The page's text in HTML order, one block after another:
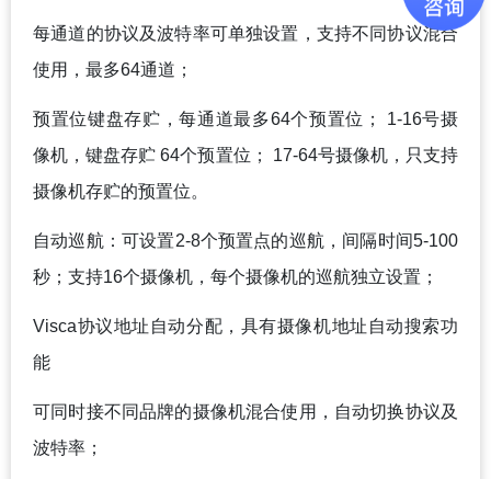
每通道的协议及波特率可单独设置，支持不同协议混合
使用，最多64通道；
预置位键盘存贮，每通道最多64个预置位； 1-16号摄
像机，键盘存贮 64个预置位； 17-64号摄像机，只支持
摄像机存贮的预置位。
自动巡航：可设置2-8个预置点的巡航，间隔时间5-100
秒；支持16个摄像机，每个摄像机的巡航独立设置；
Visca协议地址自动分配，具有摄像机地址自动搜索功
能
可同时接不同品牌的摄像机混合使用，自动切换协议及
波特率；